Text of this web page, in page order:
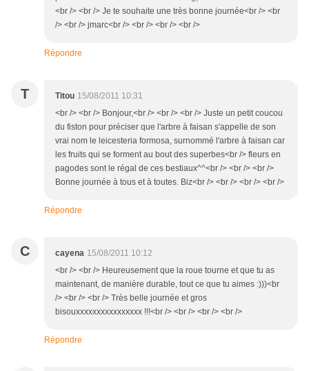
<br /> <br /> Je te souhaite une très bonne journée<br /> <br
/> <br /> jmarc<br /> <br /> <br /> <br />
Répondre
T Titou 15/08/2011 10:31
<br /> <br /> Bonjour,<br /> <br /> <br /> Juste un petit coucou
du fiston pour préciser que l'arbre à faisan s'appelle de son
vrai nom le leicesteria formosa, surnommé l'arbre à faisan car
les fruits qui se forment au bout des superbes<br /> fleurs en
pagodes sont le régal de ces bestiaux^^<br /> <br /> <br />
Bonne journée à tous et à toutes. Biz<br /> <br /> <br /> <br />
Répondre
C cayena 15/08/2011 10:12
<br /> <br /> Heureusement que la roue tourne et que tu as
maintenant, de manière durable, tout ce que tu aimes :)))<br
/> <br /> <br /> Très belle journée et gros
bisouxxxxxxxxxxxxxxxx !!!<br /> <br /> <br /> <br />
Répondre